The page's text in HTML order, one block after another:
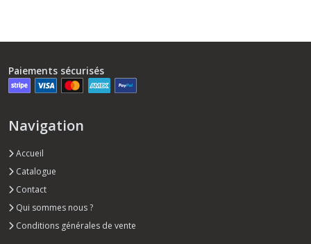
Paiements sécurisés
Navigation
Accueil
Catalogue
Contact
Qui sommes nous ?
Conditions générales de vente